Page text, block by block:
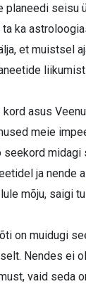
planeedi seisu
ka
et muistsel
asus
meie
midagi
ja nende
mõju, saigi
on muidugi
Nendes ei
vaid seda